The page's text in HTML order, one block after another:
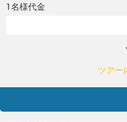
1名様代金
ツアー